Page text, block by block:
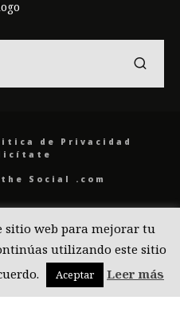
de Privacidad
Social .com
sitio web para mejorar tu
utilizando este sitio
Aceptar Leer más